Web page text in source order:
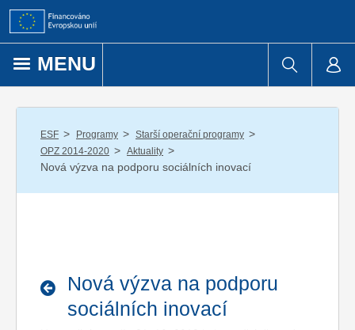
Přejít k obsahu
MENU
ESF / Programy / Starší operační programy /
OPZ 2014-2020 / Aktuality /
Nová výzva na podporu sociálních inovací
Nová výzva na podporu
sociálních inovací